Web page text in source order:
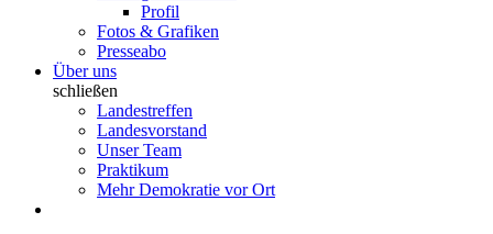
Profil
Fotos & Grafiken
Presseabo
Über uns
schließen
Landestreffen
Landesvorstand
Unser Team
Praktikum
Mehr Demokratie vor Ort